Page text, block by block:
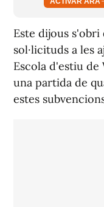
Este dijous
sol·licituds a les
Escola d'estiu de
una partida de
estes